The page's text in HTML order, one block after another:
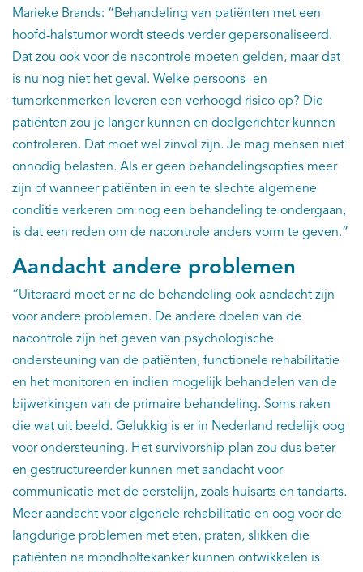
Marieke Brands: “Behandeling van patiënten met een
hoofd-halstumor wordt steeds verder gepersonaliseerd.
Dat zou ook voor de nacontrole moeten gelden, maar dat
is nu nog niet het geval. Welke persoons- en
tumorkenmerken leveren een verhoogd risico op? Die
patiënten zou je langer kunnen en doelgerichter kunnen
controleren. Dat moet wel zinvol zijn. Je mag mensen niet
onnodig belasten. Als er geen behandelingsopties meer
zijn of wanneer patiënten in een te slechte algemene
conditie verkeren om nog een behandeling te ondergaan,
is dat een reden om de nacontrole anders vorm te geven.”
Aandacht andere problemen
“Uiteraard moet er na de behandeling ook aandacht zijn
voor andere problemen. De andere doelen van de
nacontrole zijn het geven van psychologische
ondersteuning van de patiënten, functionele rehabilitatie
en het monitoren en indien mogelijk behandelen van de
bijwerkingen van de primaire behandeling. Soms raken
die wat uit beeld. Gelukkig is er in Nederland redelijk oog
voor ondersteuning. Het survivorship-plan zou dus beter
en gestructureerder kunnen met aandacht voor
communicatie met de eerstelijn, zoals huisarts en tandarts.
Meer aandacht voor algehele rehabilitatie en oog voor de
langdurige problemen met eten, praten, slikken die
patiënten na mondholtekanker kunnen ontwikkelen is